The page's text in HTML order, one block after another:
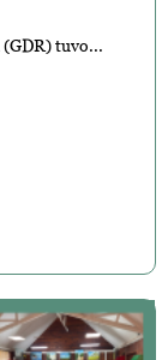
tuvo...